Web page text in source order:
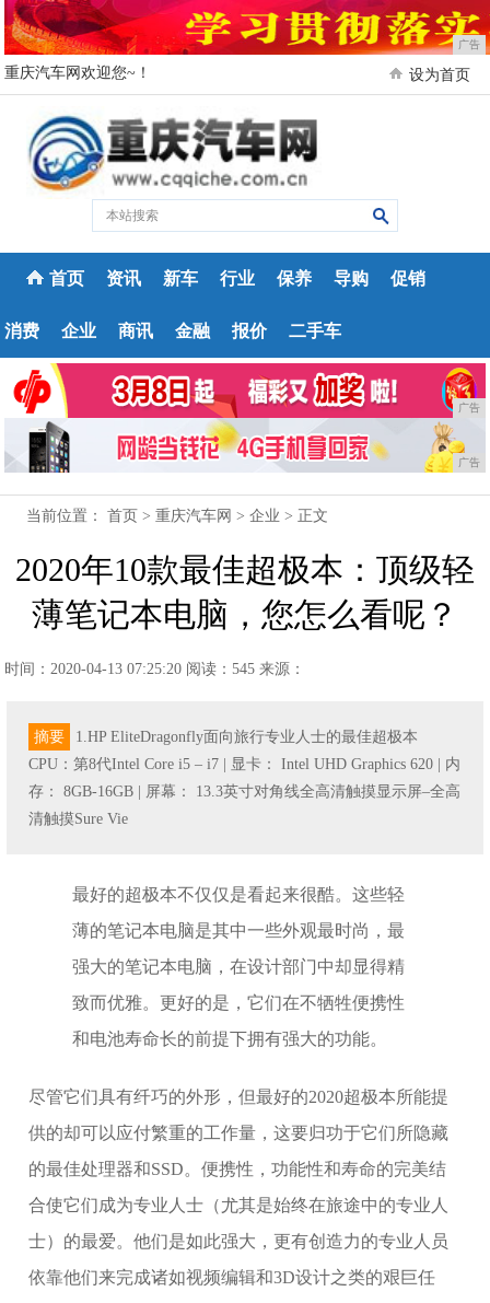
广告
重庆汽车网欢迎您~！ 设为首页
首页 资讯 新车 行业 保养 导购 促销
消费 企业 商讯 金融 报价 二手车
广告
广告
当前位置：首页 >重庆汽车网 >企业 > 正文
2020年10款最佳超极本：顶级轻
薄笔记本电脑，您怎么看呢？
时间：2020-04-13 07:25:20 阅读：545 来源：
摘要
1.HP EliteDragonfly面向旅行专业人士的最佳超极本
CPU：第8代Intel Core i5 – i7 | 显卡： Intel UHD Graphics 620 | 内
存： 8GB-16GB | 屏幕： 13.3英寸对角线全高清触摸显示屏–全高
清触摸Sure Vie
最好的超极本不仅仅是看起来很酷。这些轻
薄的笔记本电脑是其中一些外观最时尚，最
强大的笔记本电脑，在设计部门中却显得精
致而优雅。更好的是，它们在不牺牲便携性
和电池寿命长的前提下拥有强大的功能。
尽管它们具有纤巧的外形，但最好的2020超极本所能提
供的却可以应付繁重的工作量，这要归功于它们所隐藏
的最佳处理器和SSD。便携性，功能性和寿命的完美结
合使它们成为专业人士（尤其是始终在旅途中的专业人
士）的最爱。他们是如此强大，更有创造力的专业人员
依靠他们来完成诸如视频编辑和3D设计之类的艰巨任